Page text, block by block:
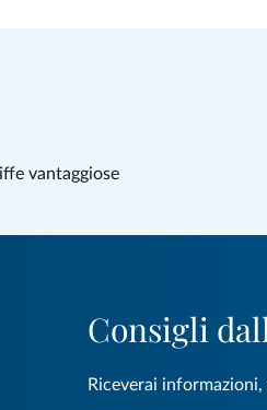
vantaggiose
Consigli
Riceverai